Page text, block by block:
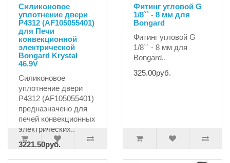
Силиконовое
уплотнение двери
P4312 (AF105055401)
для Печи
конвекционной
электрической
Bongard Krystal
46.9V
Силиконовое
уплотнение двери
P4312 (AF105055401)
предназначено для
печей конвекционных
электрических..
3221.50руб.
Фитинг угловой G
1/8`` - 8 мм для
Bongard
Фитинг угловой G
1/8`` - 8 мм для
Bongard..
325.00руб.